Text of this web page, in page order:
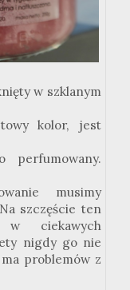
w szklanym
kolor, jest
perfumowany.
musimy
szczęście ten
ciekawych
nigdy go nie
problemów z